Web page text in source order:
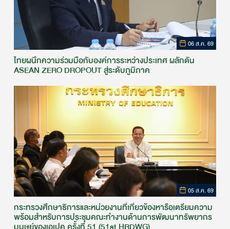
06 ส.ค. 69
ไทยผนึกความร่วมมือกับองค์การระหว่างประเทศ ผลักดัน
ASEAN ZERO DROPOUT สู่ระดับภูมิภาค
05 ส.ค. 69
กระทรวงศึกษาธิการและหน่วยงานที่เกี่ยวข้องหารือเตรียมความ
พร้อมสำหรับการประชุมคณะทำงานด้านการพัฒนาทรัพยากร